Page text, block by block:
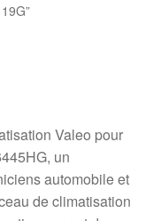
Valeo pour
un
automobile et
de climatisation